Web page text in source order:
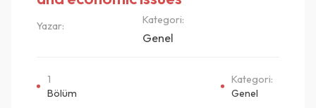
Yazar: Kategori:
Genel
1
Bölüm
Kategori:
Genel